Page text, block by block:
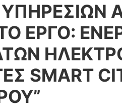
ΕΡΓΟ:
SMART